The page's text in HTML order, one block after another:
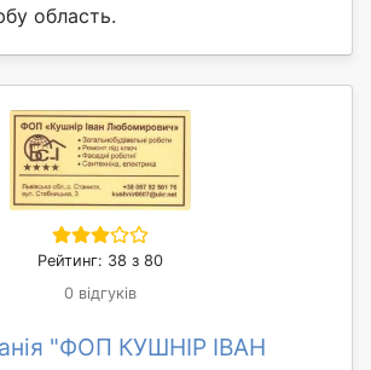
область.
Рейтинг: 38 з 80
0 відгуків
"ФОП КУШНІР ІВАН